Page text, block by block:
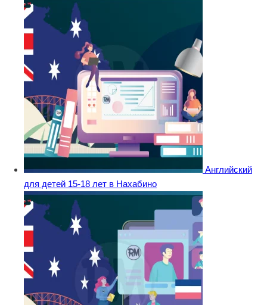
Английский
для детей 15-18 лет в Нахабино